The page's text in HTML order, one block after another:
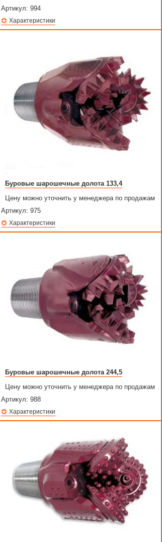
Артикул: 994
Характеристики
Буровые шарошечные долота 133,4
Цену можно уточнить у менеджера по продажам
Артикул: 975
Характеристики
Буровые шарошечные долота 244,5
Цену можно уточнить у менеджера по продажам
Артикул: 988
Характеристики